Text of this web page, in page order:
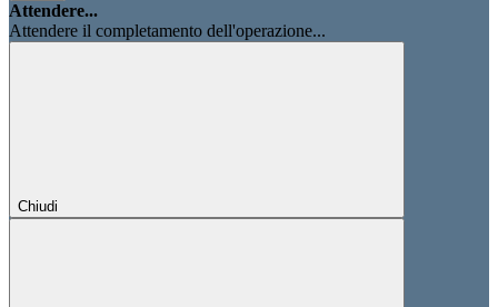
Attendere...
Attendere il completamento dell'operazione...
Chiudi